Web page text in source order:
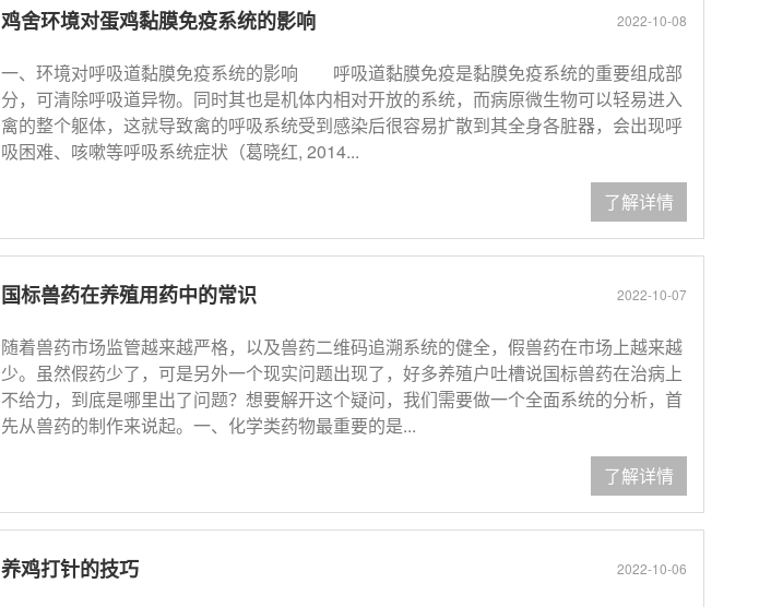
2022-10-08
鸡舍环境对蛋鸡黏膜免疫系统的影响
一、环境对呼吸道黏膜免疫系统的影响 呼吸道黏膜免疫是黏膜免疫系统的重要组成部
分，可清除呼吸道异物。同时其也是机体内相对开放的系统，而病原微生物可以轻易进入
禽的整个躯体，这就导致禽的呼吸系统受到感染后很容易扩散到其全身各脏器，会出现呼
吸困难、咳嗽等呼吸系统症状（葛晓红, 2014...
了解详情
2022-10-07
国标兽药在养殖用药中的常识
随着兽药市场监管越来越严格，以及兽药二维码追溯系统的健全，假兽药在市场上越来越
少。虽然假药少了，可是另外一个现实问题出现了，好多养殖户吐槽说国标兽药在治病上
不给力，到底是哪里出了问题？想要解开这个疑问，我们需要做一个全面系统的分析，首
先从兽药的制作来说起。一、化学类药物最重要的是...
了解详情
2022-10-06
养鸡打针的技巧